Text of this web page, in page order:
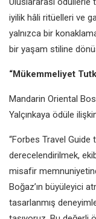
iyilik hâli ritüelleri ve
yalnızca bir
bir yaşam stiline
“Mükemmeliyet
Mandarin Oriental
Yalçınkaya ödüle
“Forbes Travel Guide
derecelendirilmek,
misafir
Boğaz’ın büyüleyici
tasarlanmış